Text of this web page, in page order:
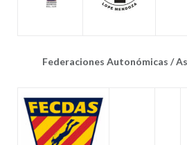
Federaciones Autonómicas /